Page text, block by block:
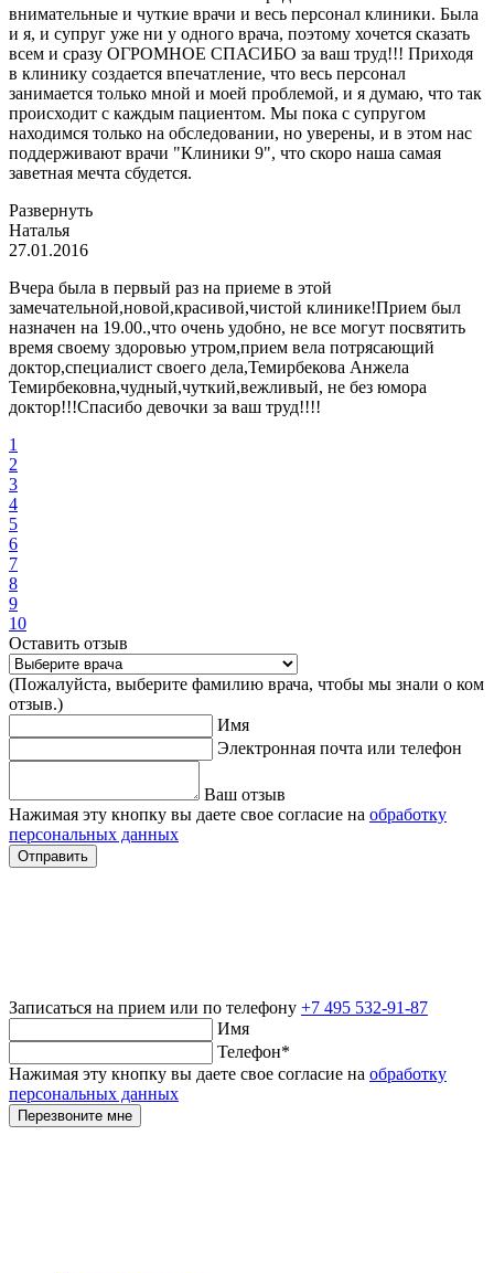
внимательные и чуткие врачи и весь персонал клиники. Была
и я, и супруг уже ни у одного врача, поэтому хочется сказать
всем и сразу ОГРОМНОЕ СПАСИБО за ваш труд!!! Приходя
в клинику создается впечатление, что весь персонал
занимается только мной и моей проблемой, и я думаю, что так
происходит с каждым пациентом. Мы пока с супругом
находимся только на обследовании, но уверены, и в этом нас
поддерживают врачи "Клиники 9", что скоро наша самая
заветная мечта сбудется.
Развернуть
Наталья
27.01.2016
Вчера была в первый раз на приеме в этой
замечательной,новой,красивой,чистой клинике!Прием был
назначен на 19.00.,что очень удобно, не все могут посвятить
время своему здоровью утром,прием вела потрясающий
доктор,специалист своего дела,Темирбекова Анжела
Темирбековна,чудный,чуткий,вежливый, не без юмора
доктор!!!Спасибо девочки за ваш труд!!!!
1
2
3
4
5
6
7
8
9
10
Оставить отзыв
(Пожалуйста, выберите фамилию врача, чтобы мы знали о ком
отзыв.)
Имя
Электронная почта или телефон
Ваш отзыв
Нажимая эту кнопку вы даете свое согласие на обработку
персональных данных
Отправить
Записаться на прием или по телефону +7 495 532-91-87
Имя
Телефон*
Нажимая эту кнопку вы даете свое согласие на обработку
персональных данных
Перезвоните мне